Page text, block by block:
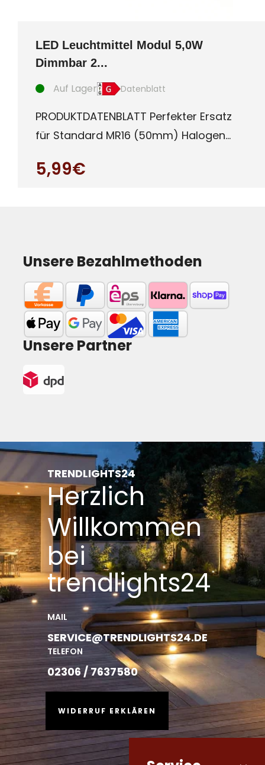
LED Leuchtmittel Modul 5,0W
Dimmbar 2...
Auf Lager Datenblatt
PRODUKTDATENBLATT Perfekter Ersatz
für Standard MR16 (50mm) Halogen
5,99€
Unsere Bezahlmethoden
Unsere Partner
TRENDLIGHTS24
Herzlich
Willkommen
bei
trendlights24
MAIL
SERVICE@TRENDLIGHTS24.DE
TELEFON
02306 / 7637580
WIDERRUF ERKLÄREN